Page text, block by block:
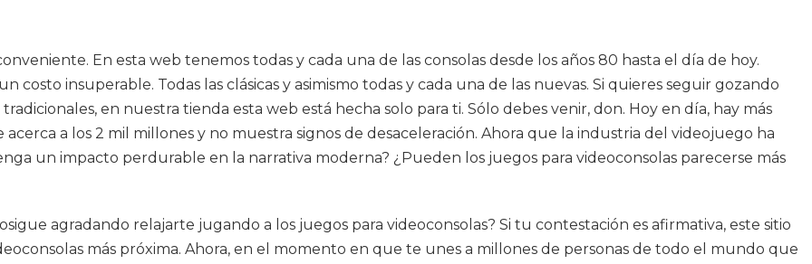
En esta web tenemos todas y cada una de las consolas desde los años 80 hasta el día de hoy.
costo insuperable. Todas las clásicas y asimismo todas y cada una de las nuevas. Si quieres seguir gozando
en nuestra tienda esta web está hecha solo para ti. Sólo debes venir, don. Hoy en día, hay más
a los 2 mil millones y no muestra signos de desaceleración. Ahora que la industria del videojuego ha
un impacto perdurable en la narrativa moderna? ¿Pueden los juegos para videoconsolas parecerse más
agradando relajarte jugando a los juegos para videoconsolas? Si tu contestación es afirmativa, este sitio
más próxima. Ahora, en el momento en que te unes a millones de personas de todo el mundo que